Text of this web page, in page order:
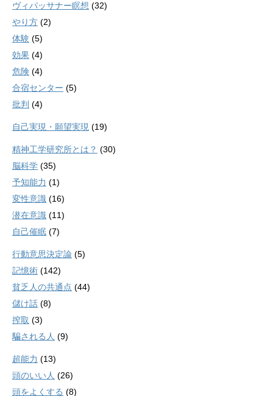
ヴィパッサナー瞑想 (32)
やり方 (2)
体験 (5)
効果 (4)
危険 (4)
合宿センター (5)
批判 (4)
自己実現・願望実現 (19)
精神工学研究所とは？ (30)
脳科学 (35)
予知能力 (1)
変性意識 (16)
潜在意識 (11)
自己催眠 (7)
行動意思決定論 (5)
記憶術 (142)
貧乏人の共通点 (44)
儲け話 (8)
搾取 (3)
騙される人 (9)
超能力 (13)
頭のいい人 (26)
頭をよくする (8)